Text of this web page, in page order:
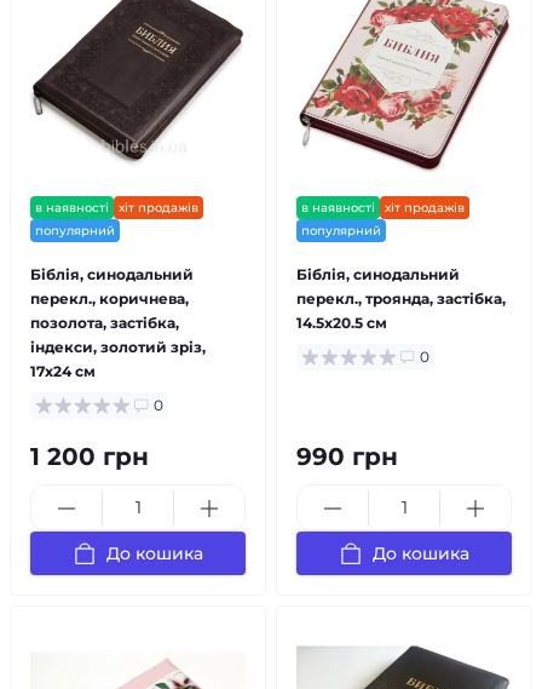
в наявності
хіт продажів
популярний
Біблія, синодальний
перекл., коричнева,
позолота, застібка,
індекси, золотий зріз,
17x24 см
0
1 200 грн
До кошика
в наявності
хіт продажів
популярний
Біблія, синодальний
перекл., троянда, застібка,
14.5x20.5 см
0
990 грн
До кошика